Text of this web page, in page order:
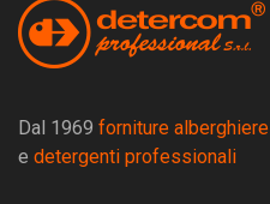
Dal 1969 forniture alberghiere
e detergenti professionali